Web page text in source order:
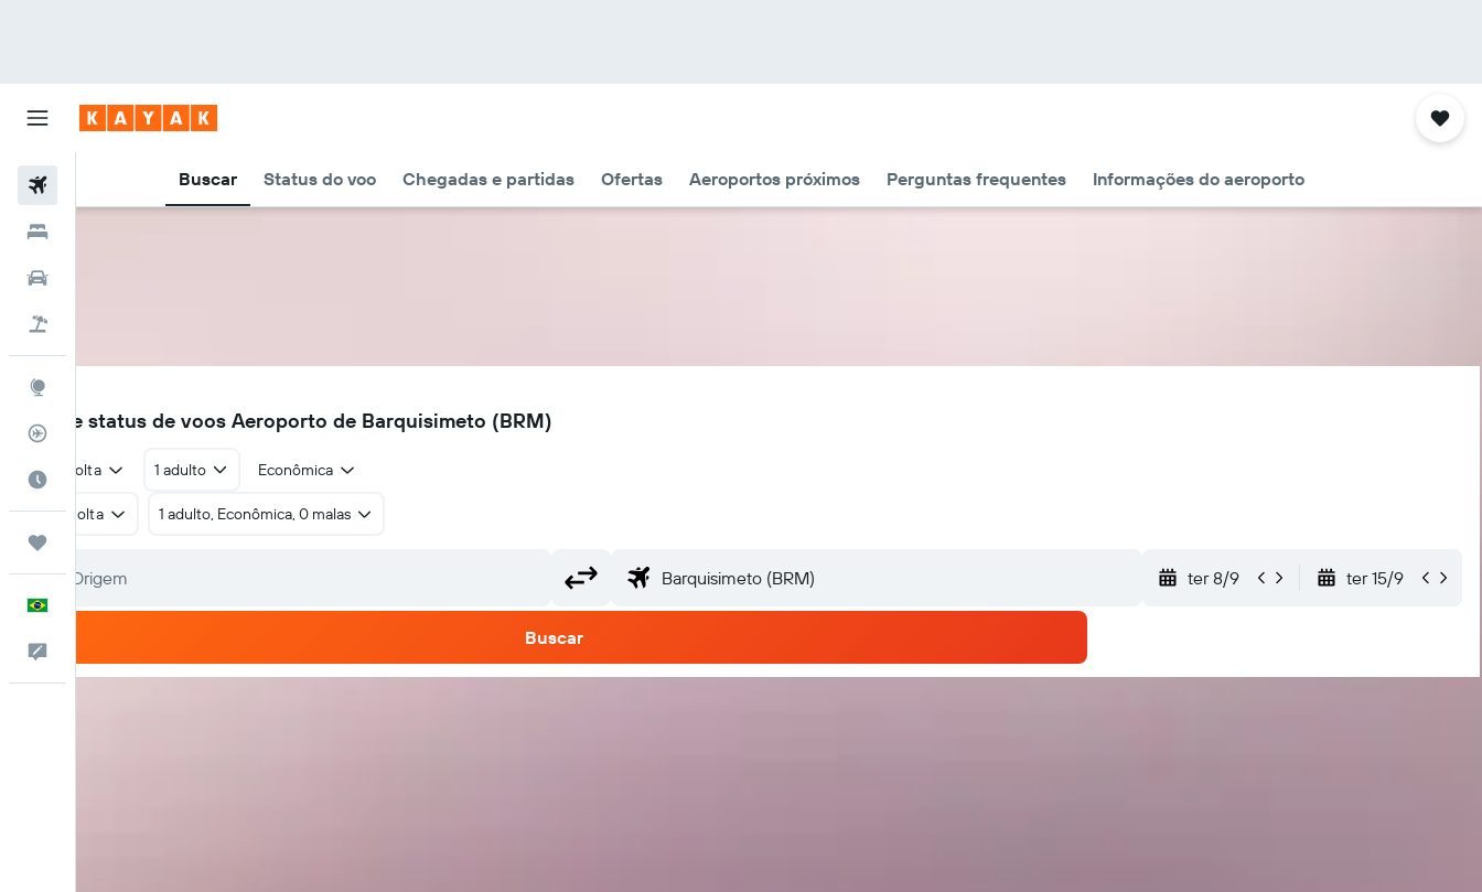
Buscar Status do voo Chegadas e partidas Ofertas Aeroportos próximos Perguntas frequentes Informações do aeroporto
Rastreador de voos
Quando ir
BRM
Voos e status de voos Aeroporto de Barquisimeto (BRM)
Ida e volta 1 adulto Econômica
Ida e volta 1 adulto, Econômica, 0 malas
ter 8/9 ter 15/9
Buscar